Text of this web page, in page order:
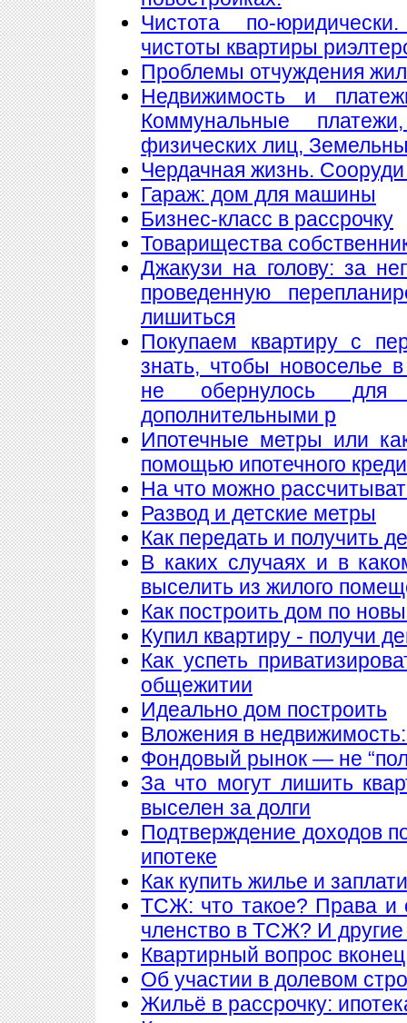
Чистота по-
чистоты квартиры
Проблемы отчуждения
Недвижимость и
Коммунальные
физических лиц,
Чердачная жизнь.
Гараж: дом для машины
Бизнес-класс в рассрочку
Товарищества
Джакузи на голову: за
проведенную
лишиться
Покупаем квартиру с
знать, чтобы новоселье
не обернулось
дополнительными р
Ипотечные метры или
помощью ипотечного
На что можно
Развод и детские метры
Как передать и получить
В каких случаях и в
выселить из жилого
Как построить дом по
Купил квартиру - получи
Как успеть
общежитии
Идеально дом построить
Вложения в
Фондовый рынок — не
За что могут лишить
выселен за долги
Подтверждение доходов
ипотеке
Как купить жилье и
ТСЖ: что такое? Права и
членство в ТСЖ? И
Квартирный вопрос
Об участии в долевом
Жильё в рассрочку: